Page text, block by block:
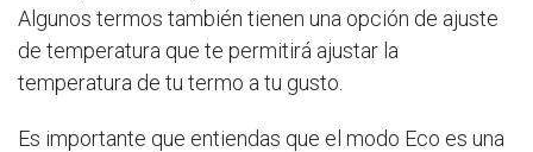
Algunos termos también tienen una opción de ajuste
de temperatura que te permitirá ajustar la
temperatura de tu termo a tu gusto.
Es importante que entiendas que el modo Eco es una